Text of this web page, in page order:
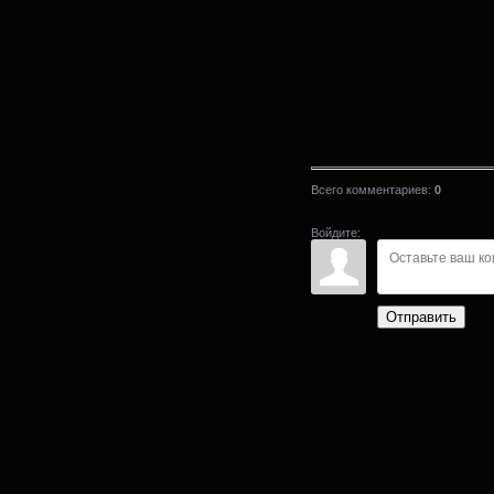
Всего комментариев: 0
Войдите:
Отправить